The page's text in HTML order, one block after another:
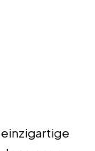
einzigartige